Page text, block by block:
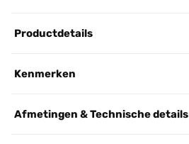
Productdetails
Kenmerken
Afmetingen & Technische details